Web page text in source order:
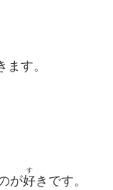
ます。
が好
す
きです。